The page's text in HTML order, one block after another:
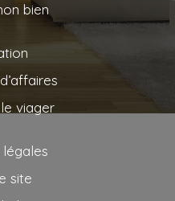
bien
viager
site